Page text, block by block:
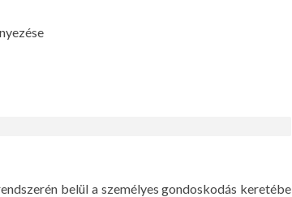
belül a személyes gondoskodás keretébe